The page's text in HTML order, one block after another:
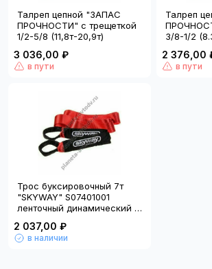
Талреп цепной "ЗАПАС
ПРОЧНОСТИ" с трещеткой
1/2-5/8 (11,8т-20,9т)
3 036,00 ₽
в пути
Талреп
3/8-1/2
2 376,00
в пути
Трос буксировочный 7т
"SKYWAY" S07401001
ленточный динамический с
2 037,00 ₽
в наличии